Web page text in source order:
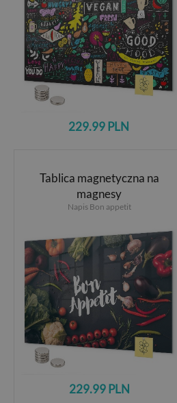
229.99 PLN
Tablica magnetyczna na
magnesy
Napis Bon appetit
229.99 PLN